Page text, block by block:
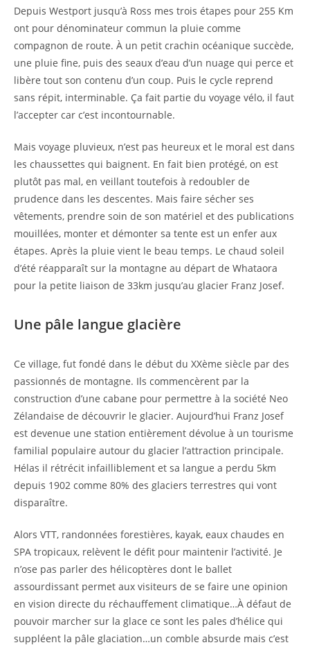
Depuis Westport jusqu’à Ross mes trois étapes pour 255 Km
ont pour dénominateur commun la pluie comme
compagnon de route. À un petit crachin océanique succède,
une pluie fine, puis des seaux d’eau d’un nuage qui perce et
libère tout son contenu d’un coup. Puis le cycle reprend
sans répit, interminable. Ça fait partie du voyage vélo, il faut
l’accepter car c’est incontournable.
Mais voyage pluvieux, n’est pas heureux et le moral est dans
les chaussettes qui baignent. En fait bien protégé, on est
plutôt pas mal, en veillant toutefois à redoubler de
prudence dans les descentes. Mais faire sécher ses
vêtements, prendre soin de son matériel et des publications
mouillées, monter et démonter sa tente est un enfer aux
étapes. Après la pluie vient le beau temps. Le chaud soleil
d’été réapparaît sur la montagne au départ de Whataora
pour la petite liaison de 33km jusqu’au glacier Franz Josef.
Une pâle langue glacière
Ce village, fut fondé dans le début du XXème siècle par des
passionnés de montagne. Ils commencèrent par la
construction d’une cabane pour permettre à la société Neo
Zélandaise de découvrir le glacier. Aujourd’hui Franz Josef
est devenue une station entièrement dévolue à un tourisme
familial populaire autour du glacier l’attraction principale.
Hélas il rétrécit infailliblement et sa langue a perdu 5km
depuis 1902 comme 80% des glaciers terrestres qui vont
disparaître.
Alors VTT, randonnées forestières, kayak, eaux chaudes en
SPA tropicaux, relèvent le défit pour maintenir l’activité. Je
n’ose pas parler des hélicoptères dont le ballet
assourdissant permet aux visiteurs de se faire une opinion
en vision directe du réchauffement climatique…À défaut de
pouvoir marcher sur la glace ce sont les pales d’hélice qui
suppléent la pâle glaciation…un comble absurde mais c’est